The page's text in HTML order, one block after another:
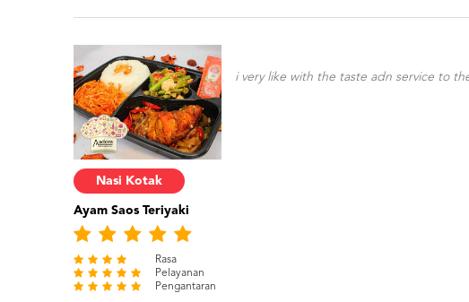
Nasi Kotak
Ayam Saos Teriyaki
Rasa
Pelayanan
Pengantaran
i very like with the taste adn service to